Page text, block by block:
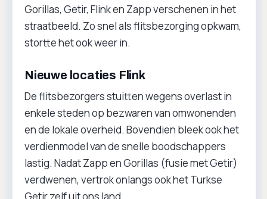
Gorillas, Getir, Flink en Zapp verschenen in het
straatbeeld. Zo snel als flitsbezorging opkwam,
stortte het ook weer in.
Nieuwe locaties Flink
De flitsbezorgers stuitten wegens overlast in
enkele steden op bezwaren van omwonenden
en de lokale overheid. Bovendien bleek ook het
verdienmodel van de snelle boodschappers
lastig. Nadat Zapp en Gorillas (fusie met Getir)
verdwenen, vertrok onlangs ook het Turkse